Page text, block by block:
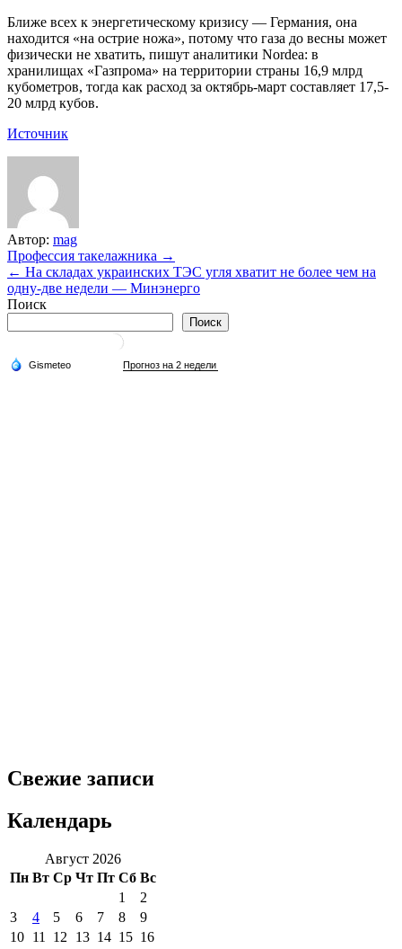
Ближе всех к энергетическому кризису — Германия, она
находится «на острие ножа», потому что газа до весны может
физически не хватить, пишут аналитики Nordea: в
хранилищах «Газпрома» на территории страны 16,9 млрд
кубометров, тогда как расход за октябрь-март составляет 17,5-
20 млрд кубов.
Источник
Автор: mag
Навигация
по
записям
Профессия такелажника →
← На складах украинских ТЭС угля хватит не более чем на
одну-две недели — Минэнерго
Поиск
Поиск
Свежие записи
Календарь
Август 2026
Пн Вт Ср Чт Пт Сб Вс
1
2
3
4 5 6 7 8
9
10 11 12 13 14 15 16